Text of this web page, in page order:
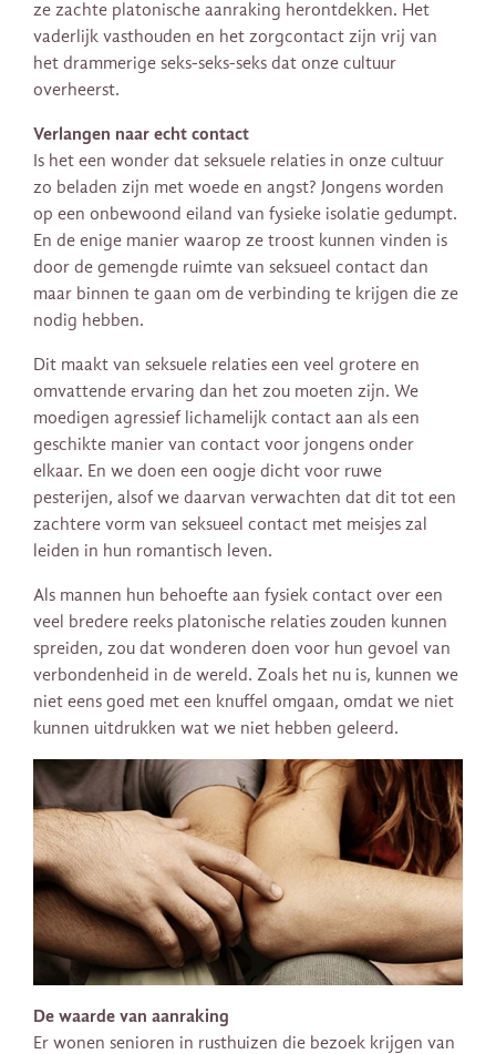
ze zachte platonische aanraking herontdekken. Het
vaderlijk vasthouden en het zorgcontact zijn vrij van
het drammerige seks-seks-seks dat onze cultuur
overheerst.
Verlangen naar echt contact
Is het een wonder dat seksuele relaties in onze cultuur
zo beladen zijn met woede en angst? Jongens worden
op een onbewoond eiland van fysieke isolatie gedumpt.
En de enige manier waarop ze troost kunnen vinden is
door de gemengde ruimte van seksueel contact dan
maar binnen te gaan om de verbinding te krijgen die ze
nodig hebben.
Dit maakt van seksuele relaties een veel grotere en
omvattende ervaring dan het zou moeten zijn. We
moedigen agressief lichamelijk contact aan als een
geschikte manier van contact voor jongens onder
elkaar. En we doen een oogje dicht voor ruwe
pesterijen, alsof we daarvan verwachten dat dit tot een
zachtere vorm van seksueel contact met meisjes zal
leiden in hun romantisch leven.
Als mannen hun behoefte aan fysiek contact over een
veel bredere reeks platonische relaties zouden kunnen
spreiden, zou dat wonderen doen voor hun gevoel van
verbondenheid in de wereld. Zoals het nu is, kunnen we
niet eens goed met een knuffel omgaan, omdat we niet
kunnen uitdrukken wat we niet hebben geleerd.
De waarde van aanraking
Er wonen senioren in rusthuizen die bezoek krijgen van